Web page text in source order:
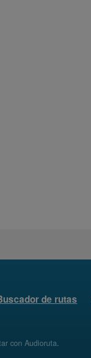
de rutas
con Audioruta.